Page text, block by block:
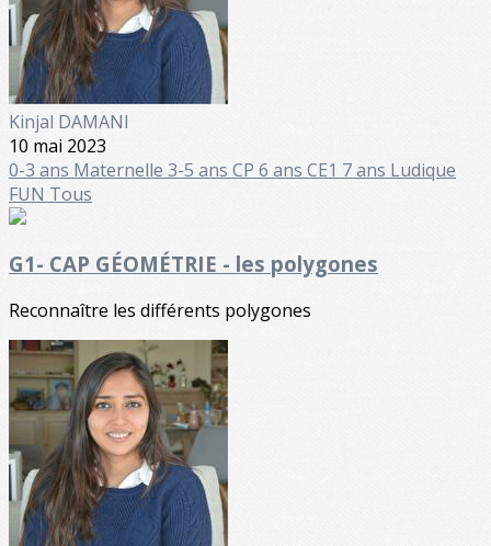
Kinjal DAMANI
10 mai 2023
0-3 ans Maternelle 3-5 ans CP 6 ans CE1 7 ans Ludique
FUN Tous
G1- CAP GÉOMÉTRIE - les polygones
Reconnaître les différents polygones